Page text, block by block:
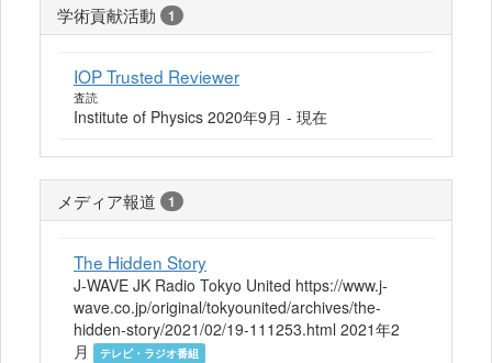
学術貢献活動 1
IOP Trusted Reviewer
査読
Institute of Physics 2020年9月 - 現在
メディア報道 1
The Hidden Story
J-WAVE JK Radio Tokyo United https://www.j-
wave.co.jp/original/tokyounited/archives/the-
hidden-story/2021/02/19-111253.html 2021年2
月
テレビ・ラジオ番組